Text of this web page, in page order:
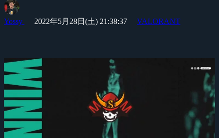
Yossy 2022年5月28日(土) 21:38:37 VALORANT